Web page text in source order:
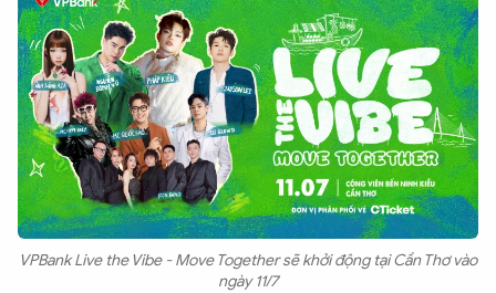
VPBank Live the Vibe - Move Together sẽ khởi động tại Cần Thơ vào
ngày 11/7